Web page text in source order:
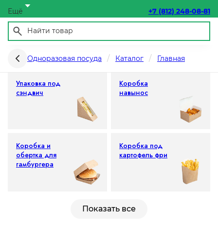
Ещё +7 (812) 248-08-81
Одноразовая посуда Каталог Главная
Одноразовая бумажная упаковка
Упаковка под
сэндвич
Коробка
навынос
Коробка и
обертка для
гамбургера
Коробка под
картофель фри
Показать все